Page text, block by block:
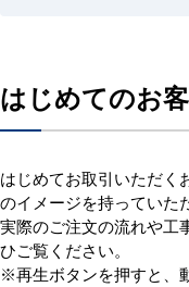
はじめてのお
はじめてお取引いただく
のイメージを持っていた
実際のご注文の流れや工
ひご覧ください。
※再生ボタンを押すと、